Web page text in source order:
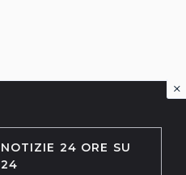
NOTIZIE 24 ORE SU
24
×